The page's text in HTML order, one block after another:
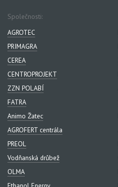
Společnosti:
AGROTEC
PRIMAGRA
CEREA
CENTROPROJEKT
ZZN POLABÍ
FATRA
Animo Žatec
AGROFERT centrála
PREOL
Vodňanská drůbež
OLMA